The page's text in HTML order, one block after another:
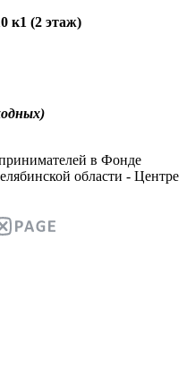
к1 (2 этаж)
в Фонде
области - Центре